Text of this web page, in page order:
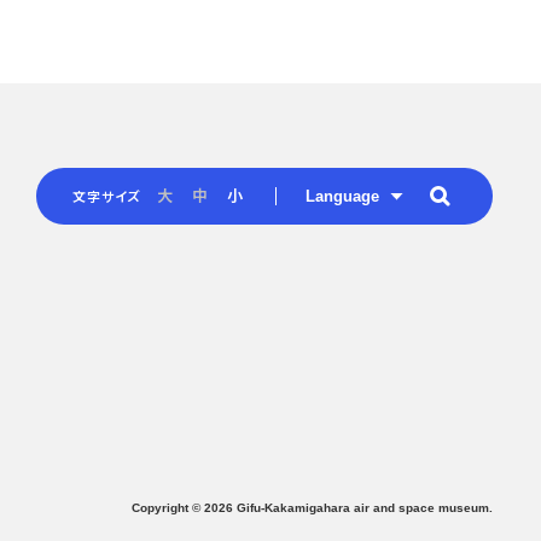
文字サイズ 大 中 小 Language
Copyright ©2026 Gifu-Kakamigahara air and space museum.